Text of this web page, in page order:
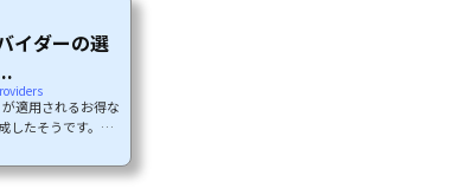
イダーの選
適用されるお得な
たそうです。
バイダーの中から